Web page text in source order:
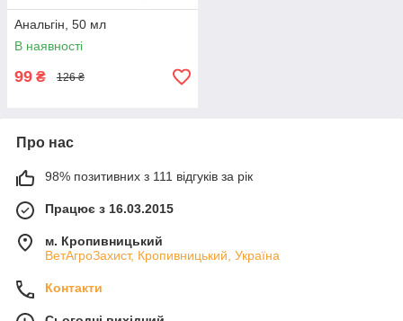
Анальгін, 50 мл
В наявності
99 ₴ 126 ₴
Про нас
98% позитивних з 111 відгуків за рік
Працює з 16.03.2015
м. Кропивницький
ВетАгроЗахист, Кропивницький, Україна
Контакти